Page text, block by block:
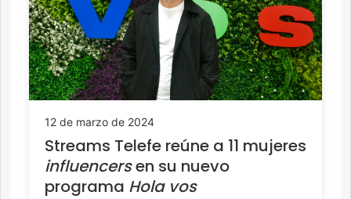
12 de marzo de 2024
Streams Telefe reúne a 11 mujeres
influencersen su nuevo
programa Hola vos